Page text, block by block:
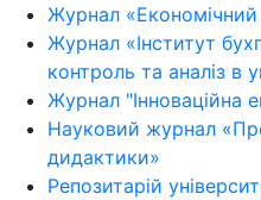
Журнал
Журнал «Інститут
контроль та аналіз в
Журнал "Інноваційна
Науковий журнал
дидактики»
Репозитарій